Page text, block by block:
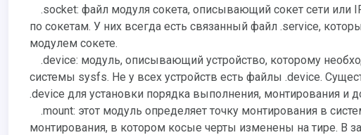
.socket: файл модуля сокета, описывающий сокет сети или
по сокетам. У них всегда есть связанный файл .service,
модулем сокете.
.device: модуль, описывающий устройство, которому
системы sysfs. Не у всех устройств есть файлы .device.
.device для установки порядка выполнения, монтирования и
.mount: этот модуль определяет точку монтирования в
монтирования, в котором косые черты изменены на тире. В